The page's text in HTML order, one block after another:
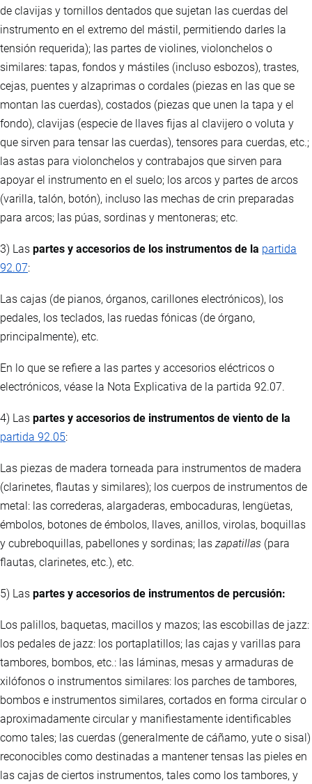
de clavijas y tornillos dentados que sujetan las cuerdas del
instrumento en el extremo del mástil, permitiendo darles la
tensión requerida); las partes de violines, violonchelos o
similares: tapas, fondos y mástiles (incluso esbozos), trastes,
cejas, puentes y alzaprimas o cordales (piezas en las que se
montan las cuerdas), costados (piezas que unen la tapa y el
fondo), clavijas (especie de llaves fijas al clavijero o voluta y
que sirven para tensar las cuerdas), tensores para cuerdas, etc.;
las astas para violonchelos y contrabajos que sirven para
apoyar el instrumento en el suelo; los arcos y partes de arcos
(varilla, talón, botón), incluso las mechas de crin preparadas
para arcos; las púas, sordinas y mentoneras; etc.
3) Las partes y accesorios de los instrumentos de la partida
92.07:
Las cajas (de pianos, órganos, carillones electrónicos), los
pedales, los teclados, las ruedas fónicas (de órgano,
principalmente), etc.
En lo que se refiere a las partes y accesorios eléctricos o
electrónicos, véase la Nota Explicativa de la partida 92.07.
4) Las partes y accesorios de instrumentos de viento de la
partida 92.05:
Las piezas de madera torneada para instrumentos de madera
(clarinetes, flautas y similares); los cuerpos de instrumentos de
metal: las correderas, alargaderas, embocaduras, lengüetas,
émbolos, botones de émbolos, llaves, anillos, virolas, boquillas
y cubreboquillas, pabellones y sordinas; laszapatillas (para
flautas, clarinetes, etc.), etc.
5) Las partes y accesorios de instrumentos de percusión:
Los palillos, baquetas, macillos y mazos; las escobillas de jazz:
los pedales de jazz: los portaplatillos; las cajas y varillas para
tambores, bombos, etc.: las láminas, mesas y armaduras de
xilófonos o instrumentos similares: los parches de tambores,
bombos e instrumentos similares, cortados en forma circular o
aproximadamente circular y manifiestamente identificables
como tales; las cuerdas (generalmente de cáñamo, yute o sisal)
reconocibles como destinadas a mantener tensas las pieles en
las cajas de ciertos instrumentos, tales como los tambores, y